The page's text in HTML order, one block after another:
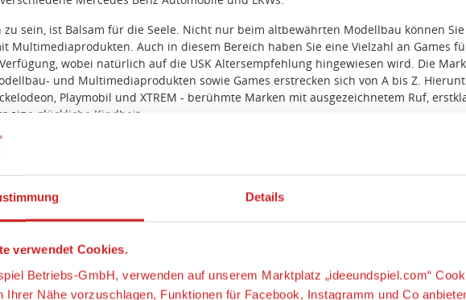
Details
verwendet Cookies.
Betriebs-GmbH, verwenden auf unserem Marktplatz „ideeundspiel.com“
Ihrer Nähe vorzuschlagen, Funktionen für Facebook, Instagramm und Co
sein, ist Balsam für die Seele. Nicht nur beim altbewährten Modellbau können
Multimediaprodukten. Auch in diesem Bereich haben Sie eine Vielzahl an Games
wobei natürlich auf die USK Altersempfehlung hingewiesen wird. Die
und Multimediaprodukten sowie Games erstrecken sich von A bis Z.
Playmobil und XTREM - berühmte Marken mit ausgezeichnetem Ruf,
eine glückliche Kindheit.